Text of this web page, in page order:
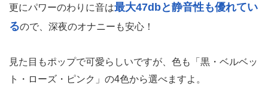
更にパワーのわりに音は最大47dbと静音性も優れてい
るので、深夜のオナニーも安心！
見た目もポップで可愛らしいですが、色も「黒・ベルベッ
ト・ローズ・ピンク」の4色から選べますよ。